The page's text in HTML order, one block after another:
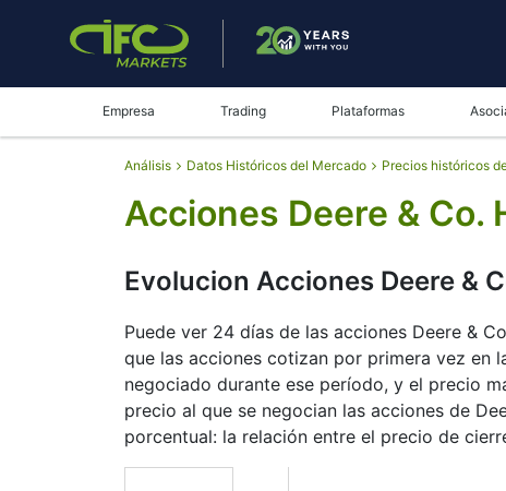
Empresa Trading Plataformas
Análisis Datos Históricos del Mercado Precios históricos
Acciones Deere & Co.
Evolucion Acciones Deere &
Puede ver 24 días de las acciones Deere &
que las acciones cotizan por primera vez en
negociado durante ese período, y el precio
precio al que se negocian las acciones de
porcentual: la relación entre el precio de